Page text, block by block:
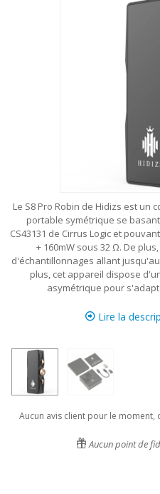
Le S8 Pro Robin de Hidizs est un
portable symétrique se
CS43131 de Cirrus Logic et
+ 160mW sous 32 Ω. De
d'échantillonnages allant
plus, cet appareil dispose
asymétrique pour
Lire la
Aucun avis client pour le moment,
Aucun point de